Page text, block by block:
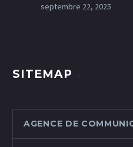
septembre 22, 2025
SITEMAP
AGENCE DE